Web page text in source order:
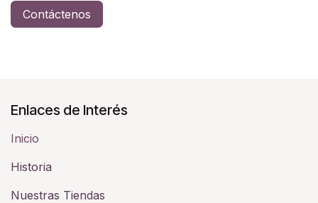
Contáctenos
Enlaces de Interés
Inicio
Historia​
Nuestras Tiendas